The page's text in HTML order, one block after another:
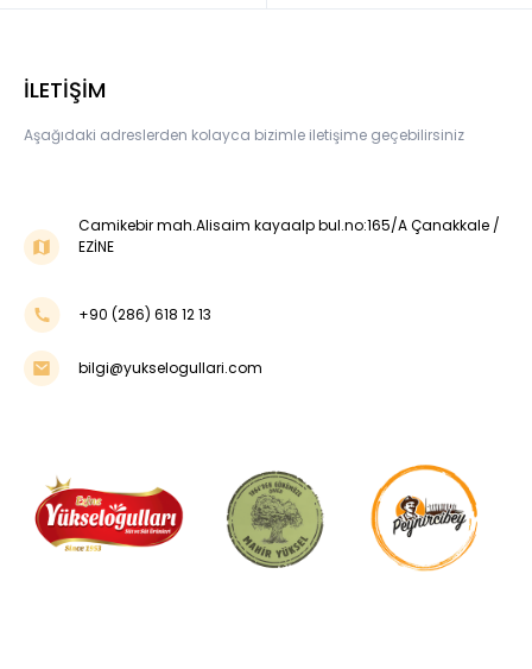
İLETİŞİM
Aşağıdaki adreslerden kolayca bizimle iletişime geçebilirsiniz
Camikebir mah.Alisaim kayaalp bul.no:165/A Çanakkale /
EZİNE
+90 (286) 618 12 13
bilgi@yukselogullari.com